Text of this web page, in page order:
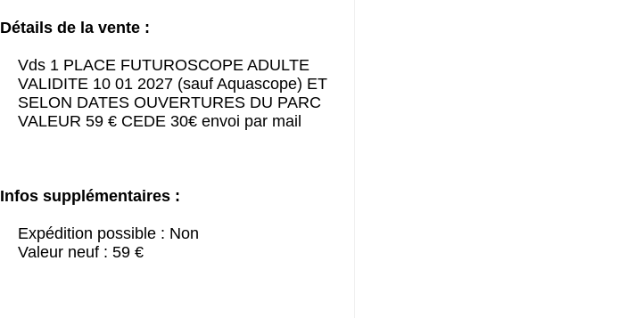
Détails de la vente :
Vds 1 PLACE FUTUROSCOPE ADULTE
VALIDITE 10 01 2027 (sauf Aquascope) ET
SELON DATES OUVERTURES DU PARC
VALEUR 59 € CEDE 30€ envoi par mail
Infos supplémentaires :
Expédition possible : Non
Valeur neuf : 59 €